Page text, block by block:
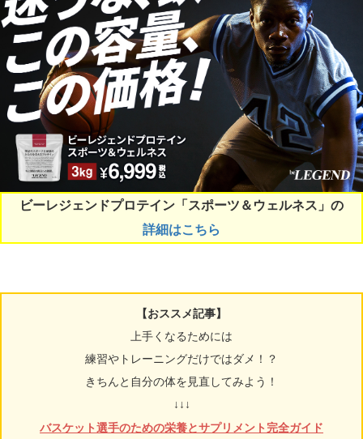
ビーレジェンドプロテイン「スポーツ＆ウェルネス」の
詳細はこちら
【おススメ記事】
上手くなるためには
練習やトレーニングだけではダメ！？
きちんと自分の体を見直してみよう！
↓↓↓
バスケット選手のための栄養とサプリメント完全ガイド